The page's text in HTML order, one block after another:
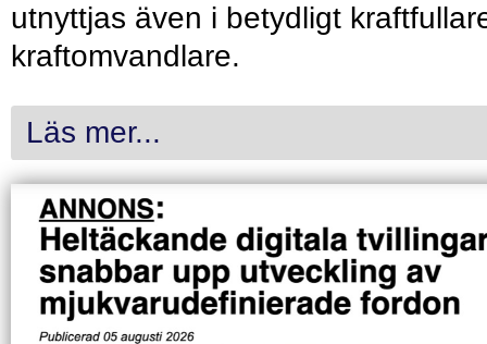
utnyttjas även i betydligt
kraftomvandlare.
Läs mer...